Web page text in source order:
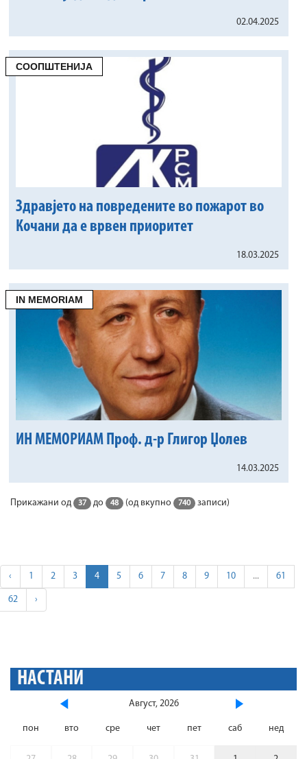
02.04.2025
СООПШТЕНИЈА
Здравјето на повредените во пожарот во
Кочани да е врвен приоритет
18.03.2025
IN MEMORIAM
ИН МЕМОРИАМ Проф. д-р Глигор Џолев
14.03.2025
Прикажани од 37 до 48 (од вкупно 740 записи)
‹ 1 2 3 4 5 6 7 8 9 10 ... 61
62 ›
НАСТАНИ
Август, 2026
пон вто сре чет пет саб нед